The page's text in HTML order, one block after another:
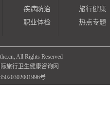
疾病防治
职业体检
旅行健康
热点专题
All Rights Reserved
际旅行卫生健康咨询网
号